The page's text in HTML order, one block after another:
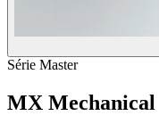
Série Master
MX Mechanical